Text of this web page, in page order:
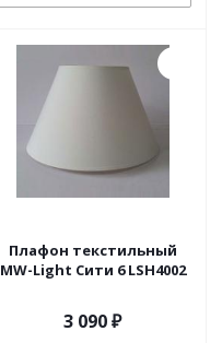
Плафон текстильный
MW-Light Сити 6 LSH4002
3 090₽